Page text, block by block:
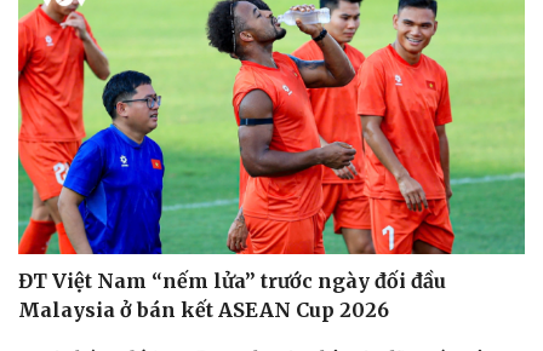
ĐT Việt Nam “nếm lửa” trước ngày đối đầu
Malaysia ở bán kết ASEAN Cup 2026